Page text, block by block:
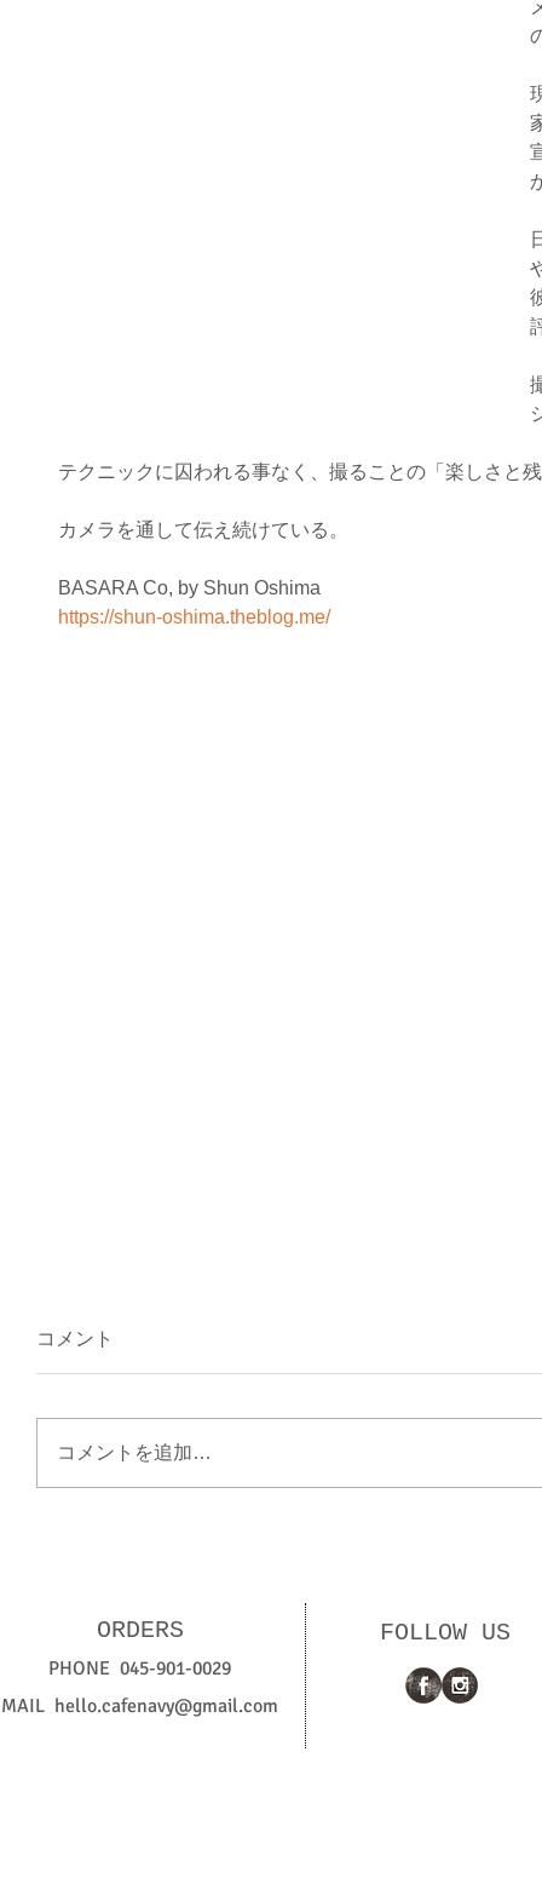
テクニックに囚われる事なく、撮ることの「楽しさと
カメラを通して伝え続けている。
BASARA Co, by Shun Oshima
https://shun-oshima.theblog.me/
コメント
コメントを追加…
ORDERS
PHONE 045-901-0029
MAIL hello.cafenavy@gmail.com
FOLLOW US